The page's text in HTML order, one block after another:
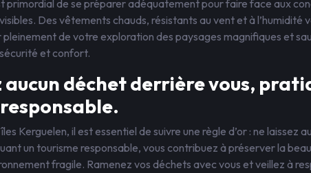
primordial de se préparer adéquatement pour faire face aux
Des vêtements chauds, résistants au vent et à l’humidité
de votre exploration des paysages magnifiques et
et confort.
aucun déchet derrière vous,
Kerguelen, il est essentiel de suivre une règle d’or : ne laissez
un tourisme responsable, vous contribuez à préserver la
fragile. Ramenez vos déchets avec vous et veillez à